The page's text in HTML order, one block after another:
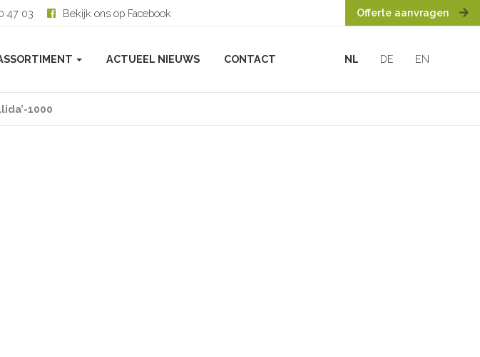
47 03 Bekijk ons op Facebook Offerte aanvragen
ACTUEEL NIEUWS CONTACT NL DE EN
1000